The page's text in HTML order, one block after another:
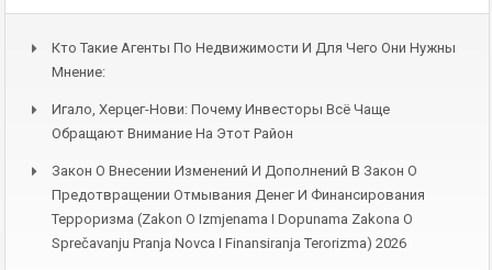
Кто Такие Агенты По Недвижимости И Для Чего Они Нужны
Мнение:
Игало, Херцег-Нови: Почему Инвесторы Всё Чаще
Обращают Внимание На Этот Район
Закон О Внесении Изменений И Дополнений В Закон О
Предотвращении Отмывания Денег И Финансирования
Терроризма (Zakon O Izmjenama I Dopunama Zakona O
Sprečavanju Pranja Novca I Finansiranja Terorizma) 2026